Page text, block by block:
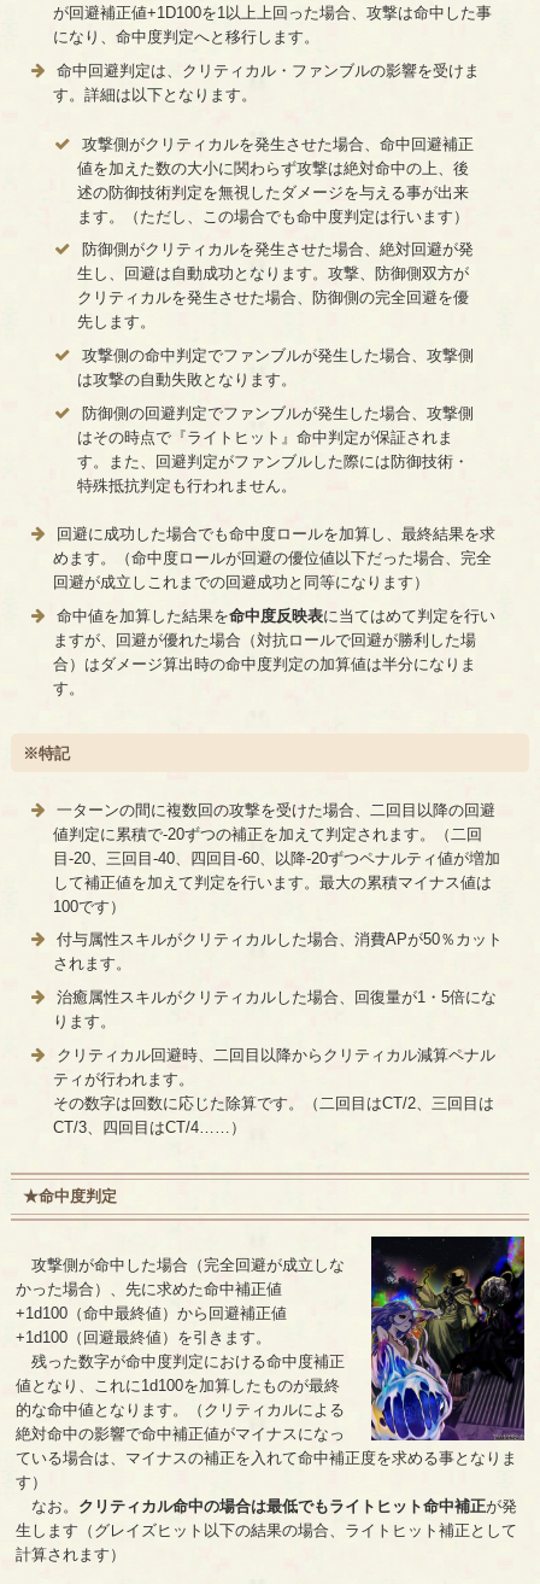
が回避補正値+1D100を1以上上回った場合、攻撃は命中した事
になり、命中度判定へと移行します。
命中回避判定は、クリティカル・ファンブルの影響を受けま
す。詳細は以下となります。
攻撃側がクリティカルを発生させた場合、命中回避補正
値を加えた数の大小に関わらず攻撃は絶対命中の上、後
述の防御技術判定を無視したダメージを与える事が出来
ます。（ただし、この場合でも命中度判定は行います）
防御側がクリティカルを発生させた場合、絶対回避が発
生し、回避は自動成功となります。攻撃、防御側双方が
クリティカルを発生させた場合、防御側の完全回避を優
先します。
攻撃側の命中判定でファンブルが発生した場合、攻撃側
は攻撃の自動失敗となります。
防御側の回避判定でファンブルが発生した場合、攻撃側
はその時点で『ライトヒット』命中判定が保証されま
す。また、回避判定がファンブルした際には防御技術・
特殊抵抗判定も行われません。
回避に成功した場合でも命中度ロールを加算し、最終結果を求
めます。（命中度ロールが回避の優位値以下だった場合、完全
回避が成立しこれまでの回避成功と同等になります）
命中値を加算した結果を命中度反映表に当てはめて判定を行い
ますが、回避が優れた場合（対抗ロールで回避が勝利した場
合）はダメージ算出時の命中度判定の加算値は半分になりま
す。
※特記
一ターンの間に複数回の攻撃を受けた場合、二回目以降の回避
値判定に累積で-20ずつの補正を加えて判定されます。（二回
目-20、三回目-40、四回目-60、以降-20ずつペナルティ値が増加
して補正値を加えて判定を行います。最大の累積マイナス値は
100です）
付与属性スキルがクリティカルした場合、消費APが50％カット
されます。
治癒属性スキルがクリティカルした場合、回復量が1・5倍にな
ります。
クリティカル回避時、二回目以降からクリティカル減算ペナル
ティが行われます。
その数字は回数に応じた除算です。（二回目はCT/2、三回目は
CT/3、四回目はCT/4……）
★命中度判定
攻撃側が命中した場合（完全回避が成立しな
かった場合）、先に求めた命中補正値
+1d100（命中最終値）から回避補正値
+1d100（回避最終値）を引きます。
残った数字が命中度判定における命中度補正
値となり、これに1d100を加算したものが最終
的な命中値となります。（クリティカルによる
絶対命中の影響で命中補正値がマイナスになっ
ている場合は、マイナスの補正を入れて命中補正度を求める事となりま
す）
なお。 クリティカル命中の場合は最低でもライトヒット命中補正が発
生します（グレイズヒット以下の結果の場合、ライトヒット補正として
計算されます）